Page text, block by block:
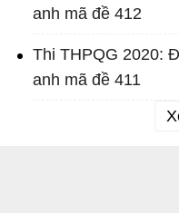
anh mã đề 412
Thi THPQG 2020:
anh mã đề 411